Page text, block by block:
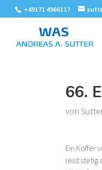
+49171 4966117
66.
von
Ein Koffer
reist stetig